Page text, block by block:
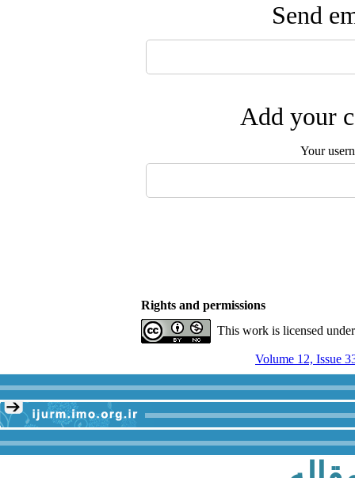
Send
Add your
Your
Rights and permissions
This work is licensed
Volume 12, Issue